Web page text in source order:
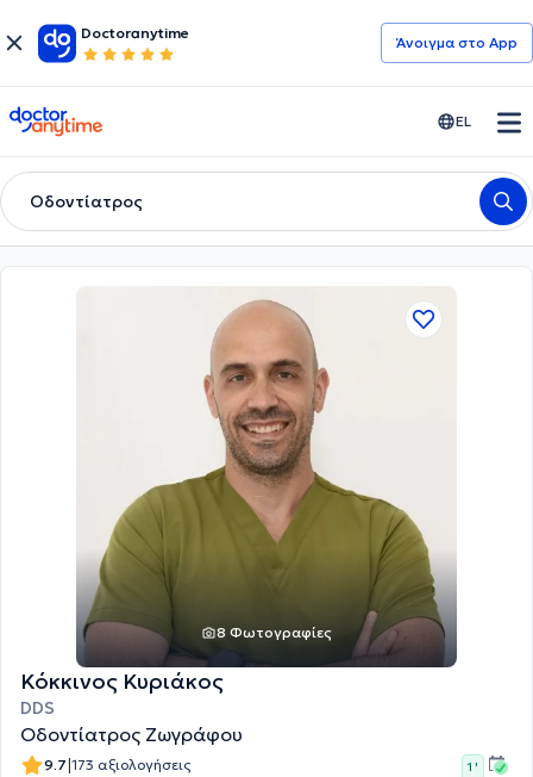
Doctoranytime
Άνοιγμα στο App
doctoranytime EL
Οδοντίατρος
8 Φωτογραφίες
Κόκκινος Κυριάκος
DDS
Οδοντίατρος Ζωγράφου
9.7|173 αξιολογήσεις 1 '